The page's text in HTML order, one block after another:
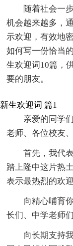
随着社会一
机会越来越多，
示欢迎，有效地
如何写一份恰当
生欢迎词10篇，
要的朋友。
新生欢迎词 篇1
亲爱的同学
老师、各位校友
首先，我代
踏上隆中这片热
表示最热烈的欢迎
向精心哺育
长们、中学老师
向长期支持